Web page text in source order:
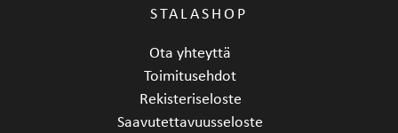
STALASHOP
Ota yhteyttä
Toimitusehdot
Rekisteriseloste
Saavutettavuusseloste